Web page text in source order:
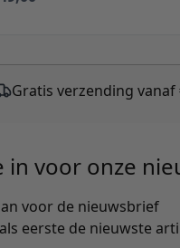
in voor onze
voor de nieuwsbrief
eerste de nieuwste